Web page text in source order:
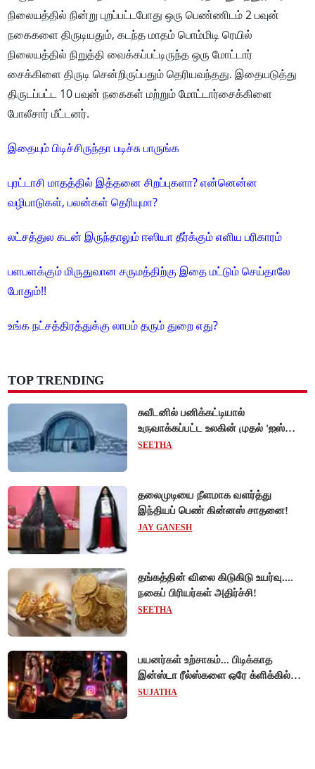
நிலையத்தில் நின்று புறப்பட்டபோது ஒரு பெண்ணிடம் 2 பவுன்
நகைகளை திருடியதும், கடந்த மாதம் பொம்மிடி ரெயில்
நிலையத்தில் நிறுத்தி வைக்கப்பட்டிருந்த ஒரு மோட்டார்
சைக்கிளை திருடி சென்றிருப்பதும் தெரியவந்தது. இதையடுத்து
திருடப்பட்ட 10 பவுன் நகைகள் மற்றும் மோட்டார்சைக்கிளை
போலீசார் மீட்டனர்.
இதையும் பிடிச்சிருந்தா படிச்சு பாருங்க
புரட்டாசி மாதத்தில் இத்தனை சிறப்புகளா? என்னென்ன
வழிபாடுகள், பலன்கள் தெரியுமா?
லட்சத்துல கடன் இருந்தாலும் ஈஸியா தீர்க்கும் எளிய பரிகாரம்
பளபளக்கும் மிருதுவான சருமத்திற்கு இதை மட்டும் செய்தாலே
போதும்!!
உங்க நட்சத்திரத்துக்கு லாபம் தரும் துறை எது?
TOP TRENDING
சுவீடனில் பனிக்கட்டியால்
உருவாக்கப்பட்ட உலகின் முதல் 'ஐஸ்
ஓட்டல்'!
SEETHA
தலைமுடியை நீளமாக வளர்த்து
இந்தியப் பெண் கின்னஸ் சாதனை!
JAY GANESH
தங்கத்தின் விலை கிடுகிடு உயர்வு....
நகைப் பிரியர்கள் அதிர்ச்சி!
SEETHA
பயனர்கள் உற்சாகம்... பிடிக்காத
இன்ஸ்டா ரீல்ஸ்களை ஒரே க்ளிக்கில்
மாற்றியமைக்கலாம்!
SUJATHA